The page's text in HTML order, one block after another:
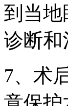
到当
诊断和
7、术